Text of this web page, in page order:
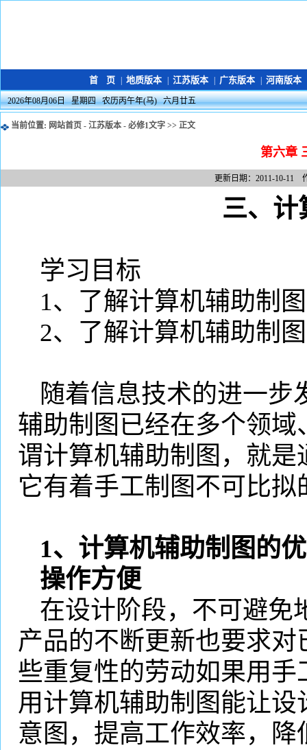
首 页 地质版本 江苏版本 广东版本 河南版本
2026年08月06日 星期四 农历丙午年(马) 六月廿五
当前位置: 网站首页 - 江苏版本 - 必修1文字 >> 正文
第六章
更新日期：2011-10-11
三、计
学习目标
1、了解计算机辅助制
2、了解计算机辅助制
随着信息技术的进一步
辅助制图已经在多个领
谓计算机辅助制图，就
它有着手工制图不可比拟
1、计算机辅助制图的
操作方便
在设计阶段，不可避免
产品的不断更新也要求
些重复性的劳动如果用
用计算机辅助制图能让
意图，提高工作效率，